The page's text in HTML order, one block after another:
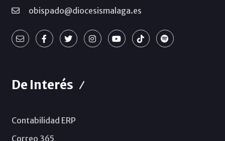
obispado@diocesismalaga.es
De Interés
Contabilidad ERP
Correo 365